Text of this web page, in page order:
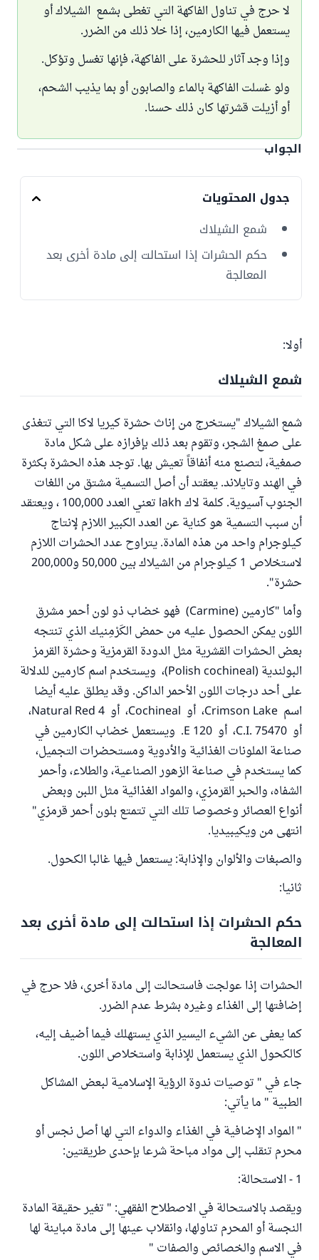
لا حرج في تناول الفاكهة التي تغطى بشمع الشيلاك أو
يستعمل فيها الكارمين، إذا خلا ذلك من الضرر.
وإذا وجد آثار للحشرة على الفاكهة، فإنها تغسل وتؤكل.
ولو غسلت الفاكهة بالماء والصابون أو بما يذيب الشحم،
أو أزيلت قشرتها كان ذلك حسنا.
الجواب
جدول المحتويات
شمع الشيلاك
حكم الحشرات إذا استحالت إلى مادة أخرى بعد
المعالجة
أولا:
شمع الشيلاك
شمع الشيلاك "يستخرج من إناث حشرة كيريا لاكا التي تتغذى
على صمغ الشجر، وتقوم بعد ذلك بإفرازه على شكل مادة
صمغية، لتصنع منه أنفاقاً تعيش بها. توجد هذه الحشرة بكثرة
في الهند وتايلاند. يعقتد أن أصل التسمية مشتق من اللغات
الجنوب آسيوية. كلمة لاك lakh تعني العدد 100,000 ، ويعتقد
أن سبب التسمية هو كناية عن العدد الكبير اللازم لإنتاج
كيلوجرام واحد من هذه المادة. يتراوح عدد الحشرات اللازم
لاستخلاص 1 كيلوجرام من الشيلاك بين 50,000 و200,000
حشرة".
وأما "كارمين (Carmine) فهو خضاب ذو لون أحمر مشرق
اللون يمكن الحصول عليه من حمض الكَرْمِنيك الذي تنتجه
بعض الحشرات القشرية مثل الدودة القرمزية وحشرة القرمز
البولندية (Polish cochineal)، ويستخدم اسم كارمين للدلالة
على أحد درجات اللون الأحمر الداكن. وقد يطلق عليه أيضا
اسم Crimson Lake، أو Cochineal، أو Natural Red 4،
أو C.I. 75470، أو E 120. ويستعمل خضاب الكارمين في
صناعة الملونات الغذائية والأدوية ومستحضرات التجميل،
كما يستخدم في صناعة الزهور الصناعية، والطلاء، وأحمر
الشفاه، والحبر القرمزي، والمواد الغذائية مثل اللبن وبعض
أنواع العصائر وخصوصا تلك التي تتمتع بلون أحمر قرمزي"
انتهى من ويكيبيديا.
والصبغات والألوان والإذابة: يستعمل فيها غالبا الكحول.
ثانيا:
حكم الحشرات إذا استحالت إلى مادة أخرى بعد
المعالجة
الحشرات إذا عولجت فاستحالت إلى مادة أخرى، فلا حرج في
إضافتها إلى الغذاء وغيره بشرط عدم الضرر.
كما يعفى عن الشيء اليسير الذي يستهلك فيما أضيف إليه،
كالكحول الذي يستعمل للإذابة واستخلاص اللون.
جاء في " توصيات ندوة الرؤية الإسلامية لبعض المشاكل
الطبية " ما يأتي:
" المواد الإضافية في الغذاء والدواء التي لها أصل نجس أو
محرم تنقلب إلى مواد مباحة شرعا بإحدى طريقتين:
1 - الاستحالة:
ويقصد بالاستحالة في الاصطلاح الفقهي: " تغير حقيقة المادة
النجسة أو المحرم تناولها، وانقلاب عينها إلى مادة مباينة لها
في الاسم والخصائص والصفات "